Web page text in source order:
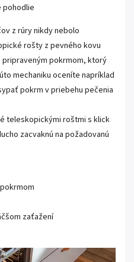
pohodlie
z rúry nikdy nebolo
rošty z pevného kovu
pokrmom, ktorý
mechaniku oceníte napríklad
pokrm v priebehu pečenia
teleskopickými roštmi s klick
zacvaknú na požadovanú
zaťažení